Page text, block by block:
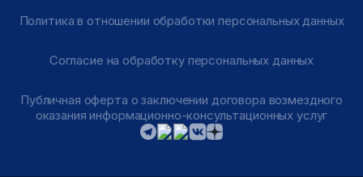
Политика в отношении обработки персональных данных
Согласие на обработку персональных данных
Публичная оферта о заключении договора возмездного
оказания информационно-консультационных услуг